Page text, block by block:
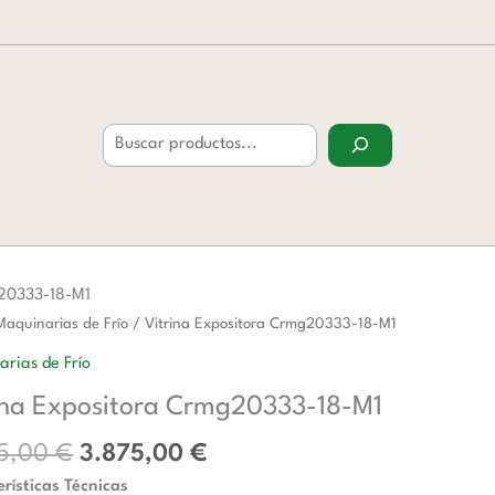
18-M1
de Frío / Vitrina Expositora Crmg20333-18-M1
de Frío
Expositora Crmg20333-18-M1
€
El
precio
era:
5.665,00 €.
3.875,00€
El
es:
Técnicas